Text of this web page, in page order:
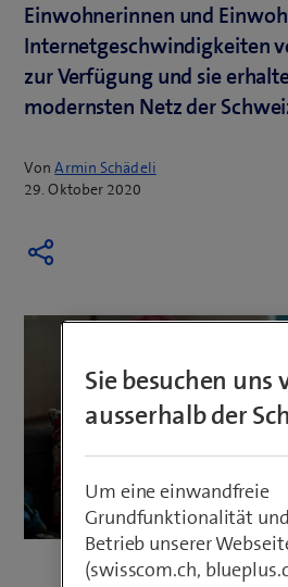
Einwohnerinnen und
Internetgeschwindigkeiten
zur Verfügung und sie
modernsten Netz der
VonArmin Schädeli
29. Oktober 2020
Sie besuchen uns
ausserhalb der
Um eine einwandfreie
Grundfunktionalität
Betrieb unserer
(swisscom.ch,